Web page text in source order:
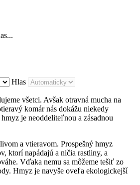
Hlas
všetci. Avšak otravná mucha na
komár nás dokážu niekedy
je neoddeliteľnou a zásadnou
a vtieravom. Prospešný hmyz
ktorí napádajú a ničia rastliny, a
Vďaka nemu sa môžeme tešiť zo
Hmyz je navyše oveľa ekologickejší